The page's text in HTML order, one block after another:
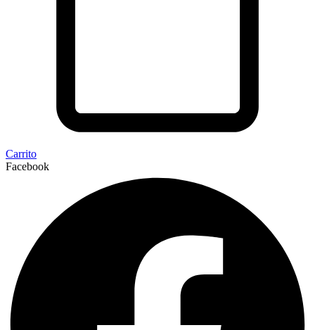
Carrito
Facebook